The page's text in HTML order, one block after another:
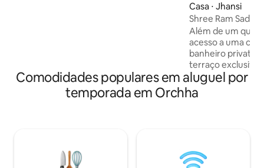
para uma estadia relaxante. A família
anfitriã mora no térreo para oferecer
assistência com facilidade, garantindo
Casa ⋅ Jhansi
Shree Ram
de Jhansi)
Além de um
acesso a uma
banheiro
terraço
terraço oferece
do Forte de
perfeito para
verdadeiramente
Observação: há
Comodidades populares em aluguel por
temporada em Orchha